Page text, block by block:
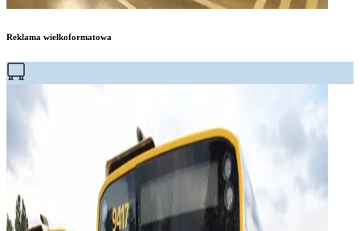
Reklama wielkoformatowa